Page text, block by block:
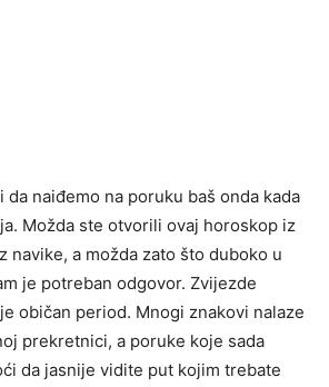
da naiđemo na poruku baš onda kada
Možda ste otvorili ovaj horoskop iz
navike, a možda zato što duboko u
je potreban odgovor. Zvijezde
običan period. Mnogi znakovi nalaze
prekretnici, a poruke koje sada
da jasnije vidite put kojim trebate